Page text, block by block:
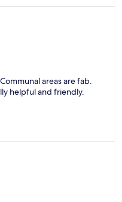
areas are fab.
helpful and friendly.